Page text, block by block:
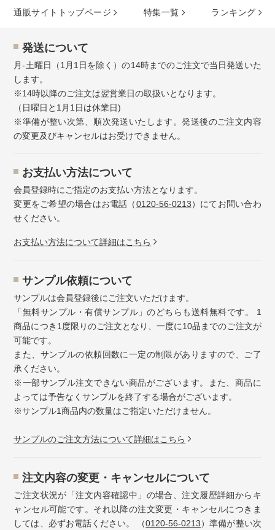
通販サイトトップページ 特集⼀覧 ランキング
発送について
月-土曜日（1月1日を除く）の14時までのご注文で当日発送いた
します。
※14時以降のご注文は翌営業日の取扱いとなります。
（日曜日と1月1日は休業日)
※準備が整い次第、順次発送いたします。発送後のご注文内容
の変更及びキャンセルはお受けできません。
お⽀払い⽅法について
会員登録時にご指定のお支払い方法となります。
変更をご希望の場合はお電話（0120-56-0213）にてお問い合わ
せください。
お⽀払い⽅法について詳細はこちら
サンプル依頼について
サンプルは会員登録後にご注文いただけます。
「無料サンプル・有償サンプル」のどちらも送料無料です。 1
商品につき1度限りのご注文となり、一度に10品までのご注文が
可能です。
また、サンプルの依頼回数に一定の制限がありますので、ご了
承ください。
※一部サンプル注文できない商品がございます。また、商品に
よっては予告なくサンプルを終了する場合がございます。
※サンプル1商品内の数量はご指定いただけません。
サンプルのご注文方法について詳細はこちら
注⽂内容の変更・キャンセルについて
ご注文状況が「注文内容確認中」の場合、注文履歴詳細からキ
ャンセル可能です。それ以降の注文変更・キャンセルにつきま
しては、必ずお電話ください。 （0120-56-0213）準備が整い次